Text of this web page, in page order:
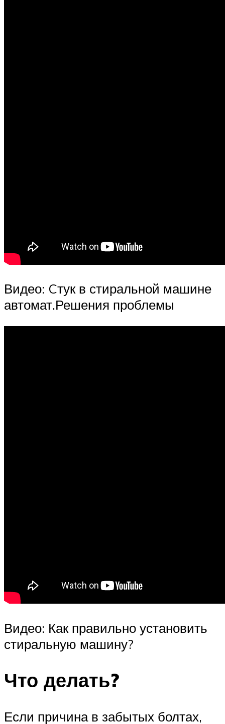
Видео: Cтук в стиральной машине
автомат.Решения проблемы
Видео: Как правильно установить
стиральную машину?
Что делать?
Если причина в забытых болтах,